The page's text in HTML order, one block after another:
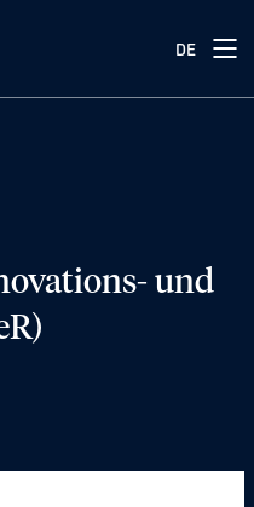
DE
und